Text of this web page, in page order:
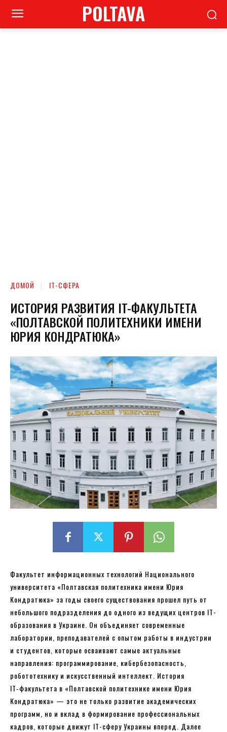
POLTAVA
ДОМОЙ ІТ-СФЕРА
ИСТОРИЯ РАЗВИТИЯ IT-ФАКУЛЬТЕТА
«ПОЛТАВСКОЙ ПОЛИТЕХНИКИ ИМЕНИ
ЮРИЯ КОНДРАТЮКА»
Факультет информационных технологий Национального
университета «Полтавская политехника имени Юрия
Кондратюка» за годы своего существования прошел путь от
небольшого подразделения до одного из ведущих центров IT-
образования в Украине. Он объединяет современные
лаборатории, преподавателей с опытом работы в индустрии
и студентов, которые осваивают самые актуальные
направления: программирование, кибербезопасность,
робототехнику и искусственный интеллект. История
IT‑факультета в «Полтавской политехнике имени Юрия
Кондратюка» — это не только развитие академических
программ, но и вклад в формирование профессиональных
кадров, которые движут IT-сферу Украины вперед. Далее